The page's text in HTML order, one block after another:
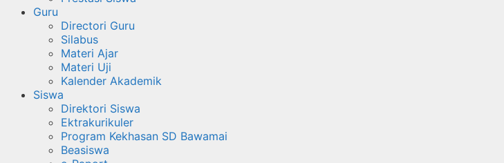
Guru
Directori Guru
Silabus
Materi Ajar
Materi Uji
Kalender Akademik
Siswa
Direktori Siswa
Ektrakurikuler
Program Kekhasan SD Bawamai
Beasiswa